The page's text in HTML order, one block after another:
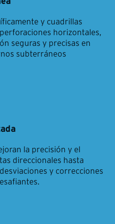
y cuadrillas
horizontales,
seguras y precisas en
subterráneos
la precisión y el
direccionales hasta
y correcciones